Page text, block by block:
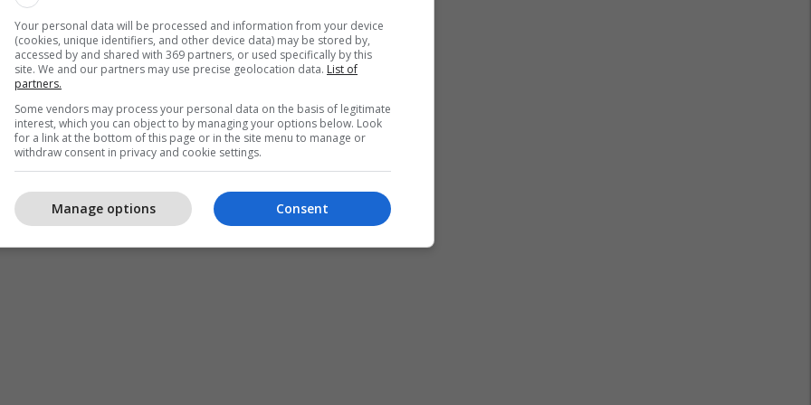
në lidhje mbi pretendimet për transmetim të
të Premier Ligës Angleze në Kosovë
përmes kanaleve serbe “ArenaSport”, unë
vet Premier Ligës nga të cilët kam kërkuar
tyre ishte e qartë: Premier Liga nuk e ka
direkt të transmetojë ligën angleze në Kosovë
Arena Sportin nga Serbia që përmes
ndeshjet e Premier Ligës në Kosovë.
tani del të jenë bërë jashtëligjshëm dhe si të tilla
nga Komisioni i Pavarur i Mediave.
Your personal data will be processed and information from your device
(cookies, unique identifiers, and other device data) may be stored by,
accessed by and shared with 369 partners, or used specifically by this
site. We and our partners may use precise geolocation data. List of
partners.
Some vendors may process your personal data on the basis of legitimate
interest, which you can object to by managing your options below. Look
for a link at the bottom of this page or in the site menu to manage or
withdraw consent in privacy and cookie settings.
Consent
Manage options